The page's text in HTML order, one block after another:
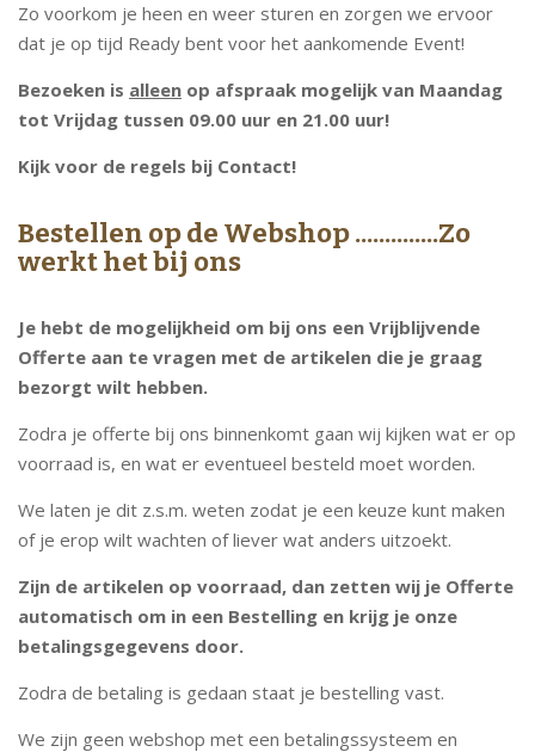
Zo voorkom je heen en weer sturen en zorgen we ervoor
dat je op tijd Ready bent voor het aankomende Event!
Bezoeken is alleen op afspraak mogelijk van Maandag
tot Vrijdag tussen 09.00 uur en 21.00 uur!
Kijk voor de regels bij Contact!
Bestellen op de Webshop ..............Zo
werkt het bij ons
Je hebt de mogelijkheid om bij ons een Vrijblijvende
Offerte aan te vragen met de artikelen die je graag
bezorgt wilt hebben.
Zodra je offerte bij ons binnenkomt gaan wij kijken wat er op
voorraad is, en wat er eventueel besteld moet worden.
We laten je dit z.s.m. weten zodat je een keuze kunt maken
of je erop wilt wachten of liever wat anders uitzoekt.
Zijn de artikelen op voorraad, dan zetten wij je Offerte
automatisch om in een Bestelling en krijg je onze
betalingsgegevens door.
Zodra de betaling is gedaan staat je bestelling vast.
We zijn geen webshop met een betalingssysteem en